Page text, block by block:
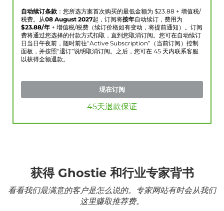
自动续订条款 ：您所选方案首次购买的最低金额为 $23.88 + 增值税/
税费。从08 August 2027起，订阅将按年自动续订，费用为
$23.88/年 + 增值税/税费（续订价格如有变动，将提前通知）。订阅
费将通过您选择的付款方式扣取，直到您取消订阅。您可在自动续订
日当日午夜前，随时前往“Active Subscription”（当前订阅）控制
面板，并按照“退订”说明取消订阅。之后，您可在 45 天内联系客服
以获得全额退款。
现在订阅
45天退款保证
获得 Ghostie 和行业专家背书
看看我们最满意的客户是怎么说的。专家网站有时会从我们
这里赚取推荐费。